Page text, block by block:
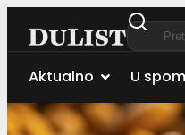
Aktualno U